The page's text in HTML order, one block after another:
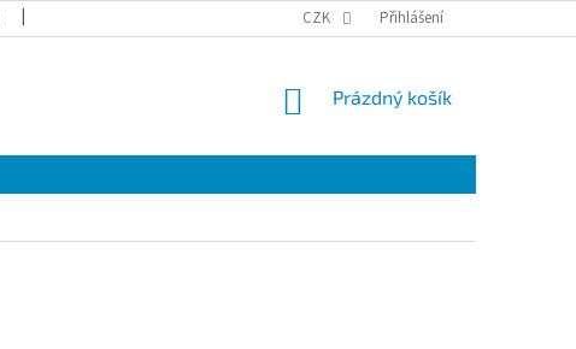
PODMÍNKY OCHRANY OSOBNÍCH ÚDAJŮ
CZK Přihlášení
NÁKUPNÍ
Prázdný košík